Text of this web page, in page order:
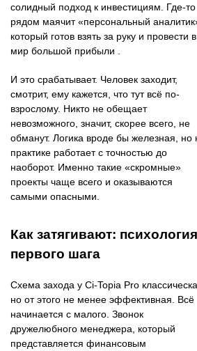
солидный подход к инвестициям. Где-то
рядом маячит «персональный
который готов взять за руку и провести в
мир большой прибыли .
И это срабатывает. Человек заходит,
смотрит, ему кажется, что тут всё по-
взрослому. Никто не обещает
невозможного, значит, скорее всего, не
обманут. Логика вроде бы железная, но
практике работает с точностью до
наоборот. Именно такие «скромные»
проекты чаще всего и оказываются
самыми опасными.
Как затягивают: психология
первого шага
Схема захода у Ci-Topia Pro
но от этого не менее эффективная. Всё
начинается с малого. Звонок
дружелюбного менеджера, который
представляется финансовым